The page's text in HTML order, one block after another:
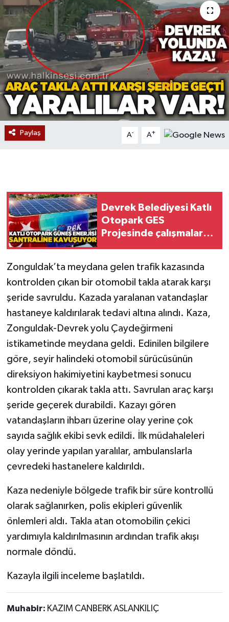
Paylaş A- A+
Devrek Belediyesi Katlı
Otopark GES
Projesinde çalışmalar
Zonguldak’ta meydana gelen trafik kazasında
kontrolden çıkan bir otomobil takla atarak karşı
şeride savruldu. Kazada yaralanan vatandaşlar
hastaneye kaldırılarak tedavi altına alındı. Kaza,
Zonguldak-Devrek yolu Çaydeğirmeni
istikametinde meydana geldi. Edinilen bilgilere
göre, seyir halindeki otomobil sürücüsünün
direksiyon hakimiyetini kaybetmesi sonucu
kontrolden çıkarak takla attı. Savrulan araç karşı
şeride geçerek durabildi. Kazayı gören
vatandaşların ihbarı üzerine olay yerine çok
sayıda sağlık ekibi sevk edildi. İlk müdahaleleri
olay yerinde yapılan yaralılar, ambulanslarla
çevredeki hastanelere kaldırıldı.
Kaza nedeniyle bölgede trafik bir süre kontrollü
olarak sağlanırken, polis ekipleri güvenlik
önlemleri aldı. Takla atan otomobilin çekici
yardımıyla kaldırılmasının ardından trafik akışı
normale döndü.
Kazayla ilgili inceleme başlatıldı.
Muhabir: KAZIM CANBERK ASLANKILIÇ
ÇEVRE
BİLİM VE TEKNOLOJİ
DUNYA
Düzce
Eğitim
Ekonomi
GÜNDEM
İş ilanı
Kilimli
Kültür - Sanat
MAGAZİN
Politika
Resmi İlan
Röportaj
Sağlık
SİYASET
Ulusal
Yaşam